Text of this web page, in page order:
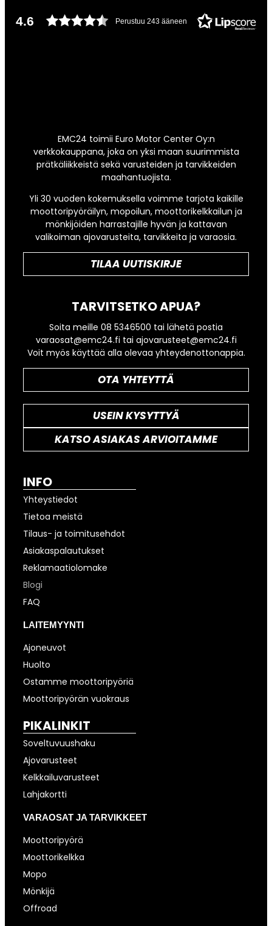
4.6 Perustuu 243 ääneen
EMC24 toimii Euro Motor Center Oy:n
verkkokauppana, joka on yksi maan suurimmista
prätkäliikkeistä sekä varusteiden ja tarvikkeiden
maahantuojista.
Yli 30 vuoden kokemuksella voimme tarjota kaikille
moottoripyöräilyn, mopoilun, moottorikelkkailun ja
mönkijöiden harrastajille hyvän ja kattavan
valikoiman ajovarusteita, tarvikkeita ja varaosia.
TILAA UUTISKIRJE
TARVITSETKO APUA?
Soita meille 08 5346500 tai lähetä postia
varaosat@emc24.fi tai ajovarusteet@emc24.fi
Voit myös käyttää alla olevaa yhteydenottonappia.
OTA YHTEYTTÄ
USEIN KYSYTTYÄ
KATSO ASIAKAS ARVIOITAMME
INFO
Yhteystiedot
Tietoa meistä
Tilaus- ja toimitusehdot
Asiakaspalautukset
Reklamaatiolomake
Blogi
FAQ
LAITEMYYNTI
Ajoneuvot
Huolto
Ostamme moottoripyöriä
Moottoripyörän vuokraus
PIKALINKIT
Soveltuvuushaku
Ajovarusteet
Kelkkailuvarusteet
Lahjakortti
VARAOSAT JA TARVIKKEET
Moottoripyörä
Moottorikelkka
Mopo
Mönkijä
Offroad